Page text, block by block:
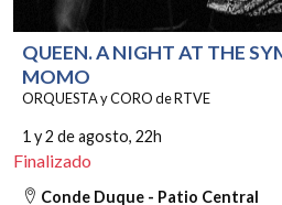
QUEEN. A NIGHT AT THE
MOMO
ORQUESTA y CORO de RTVE
1 y 2 de agosto, 22h
Finalizado
Conde Duque - Patio Central